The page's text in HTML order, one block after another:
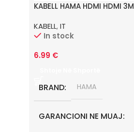
KABELL HAMA HDMI HDMI 3M
KABELL,IT
In stock
6.99 €
BRAND HAMA
GARANCIONI NE MUAJ